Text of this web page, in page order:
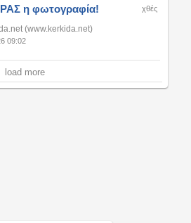
η φωτογραφία!
(www.kerkida.net)
09:02
χθές
load more